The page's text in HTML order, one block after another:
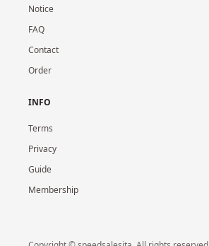
Notice
FAQ
Contact
Order
INFO
Terms
Privacy
Guide
Membership